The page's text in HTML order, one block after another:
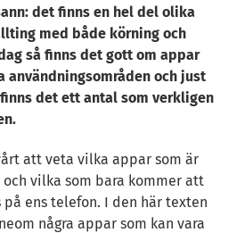
det finns en hel del olika
med både körning och
så finns det gott om appar
användningsområden och just
det ett antal som verkligen
att veta vilka appar som är
vilka som bara kommer att
ens telefon. I den här texten
några appar som kan vara